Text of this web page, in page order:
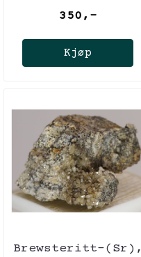
Mine, Sør Afrika
350,-
Kjøp
Brewsteritt-(Sr),